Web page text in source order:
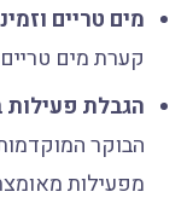
מים טריים
קערת מים
הגבלת פעילות
הבוקר
מפעילות